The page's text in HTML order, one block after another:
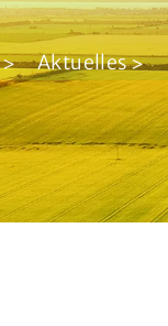
Aktuelles